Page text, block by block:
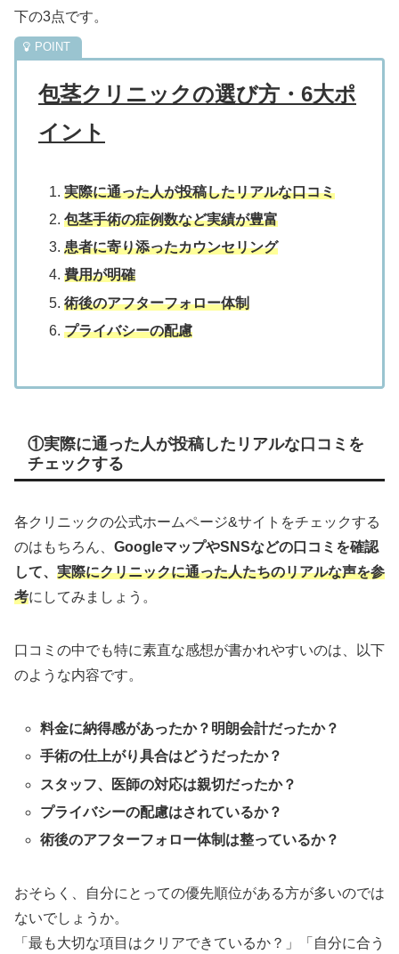
下の3点です。
包茎クリニックの選び方・6大ポ
イント
実際に通った人が投稿したリアルな口コミ
包茎手術の症例数など実績が豊富
患者に寄り添ったカウンセリング
費用が明確
術後のアフターフォロー体制
プライバシーの配慮
①実際に通った人が投稿したリアルな口コミを
チェックする
各クリニックの公式ホームページ&サイトをチェックする
のはもちろん、 GoogleマップやSNSなどの口コミを確認
して、 実際にクリニックに通った人たちのリアルな声を参
考にしてみましょう。
口コミの中でも特に素直な感想が書かれやすいのは、以下
のような内容です。
料金に納得感があったか？明朗会計だったか？
手術の仕上がり具合はどうだったか？
スタッフ、医師の対応は親切だったか？
プライバシーの配慮はされているか？
術後のアフターフォロー体制は整っているか？
おそらく、自分にとっての優先順位がある方が多いのでは
ないでしょうか。
「最も大切な項目はクリアできているか？」「自分に合う